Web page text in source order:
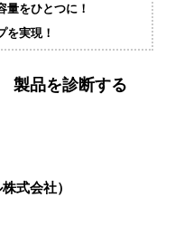
量をひとつに！
を実現！
製品を診断する
式会社）